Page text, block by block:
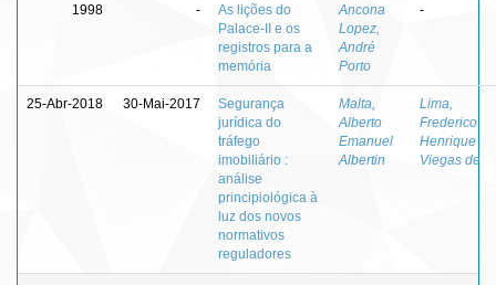
1998 -
As lições do
Palace-II e os
registros para a
memória
Ancona
Lopez,
André
Porto
-
25-Abr-2018 30-Mai-2017
Segurança
jurídica do
tráfego
imobiliário :
análise
principiológica à
luz dos novos
normativos
reguladores
Malta,
Alberto
Emanuel
Albertin
Lima,
Frederico
Henrique
Viegas de